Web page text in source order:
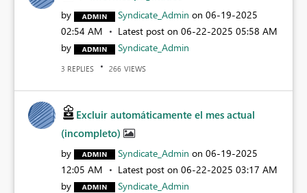
by Syndicate_Admin on ‎06-19-2025
02:54 AM
Latest post on ‎06-22-2025 05:58 AM
by
Syndicate_Admin
3 REPLIES 266 VIEWS
Excluir automáticamente el mes actual
(incompleto)
by Syndicate_Admin on ‎06-19-2025
12:05 AM
Latest post on ‎06-22-2025 03:17 AM
by
Syndicate_Admin